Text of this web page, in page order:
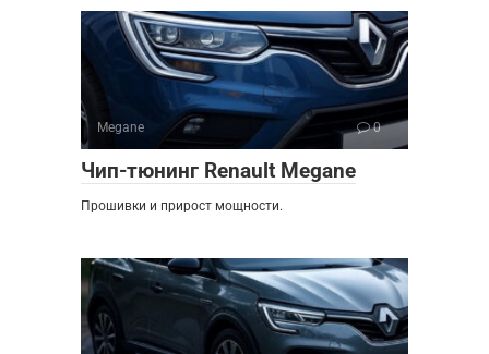
Megane 0
Чип-тюнинг Renault Megane
Прошивки и прирост мощности.